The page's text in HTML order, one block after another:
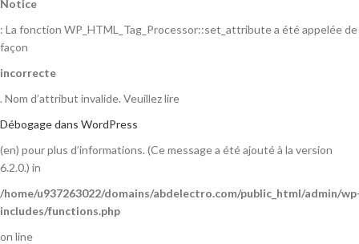
Notice
: La fonction WP_HTML_Tag_Processor::set_attribute a été appelée de
façon
incorrecte
. Nom d’attribut invalide. Veuillez lire
Débogage dans WordPress
(en) pour plus d’informations. (Ce message a été ajouté à la version
6.2.0.) in
/home/u937263022/domains/abdelectro.com/public_html/admin/
includes/functions.php
on line